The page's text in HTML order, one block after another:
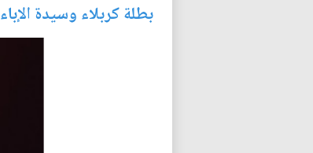
بطلة كربلاء وسيدة الإباء